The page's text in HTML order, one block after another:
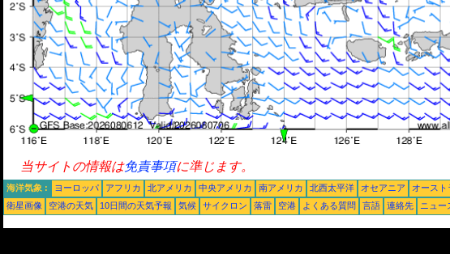
当サイトの情報は免責事項に準じます。
海洋気象 : ヨーロッパ アフリカ 北アメリカ 中央アメリカ 南アメリカ 北西太平洋 オセアニア オースト
衛星画像
空港の天気 10日間の天気予報 気候 サイクロン 落雷 空港 よくある質問 言語 連絡先 ニュー